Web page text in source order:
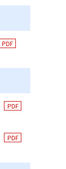
PDF
PDF
PDF